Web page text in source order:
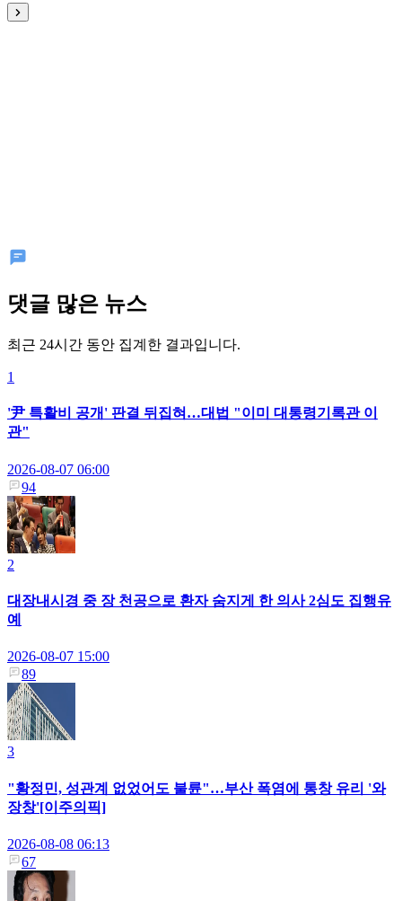
댓글 많은 뉴스
최근 24시간 동안 집계한 결과입니다.
1
'尹 특활비 공개' 판결 뒤집혀…대법 "이미 대통령기록관 이
관"
2026-08-07 06:00
94
2
대장내시경 중 장 천공으로 환자 숨지게 한 의사 2심도 집행유
예
2026-08-07 15:00
89
3
"황정민, 성관계 없었어도 불륜"…부산 폭염에 통창 유리 '와
장창'[이주의픽]
2026-08-08 06:13
67